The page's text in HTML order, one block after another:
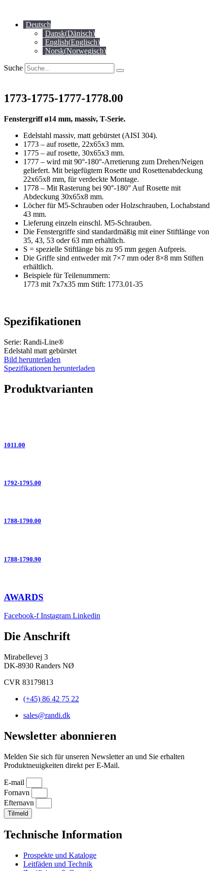
springenDeutsch
Dansk(Dänisch)
English(Englisch)
Norsk(Norwegisch)
Suche
1773-1775-1777-1778.00
Fenstergriff ø14 mm, massiv, T-Serie.
Edelstahl massiv, matt gebürstet (AISI 304).
1773 – auf rosette, 22x65x3 mm.
1775 – auf rosette, 30x65x3 mm.
1777 – wird mit 90°-180°-Arretierung zum Drehen/Neigen
geliefert. Mit beigefügtem Rosette und Rosettenabdeckung
22x65x8 mm, für verdeckte Montage.
1778 – Mit Rasterung bei 90°-180° Auf Rosette mit
Abdeckung 30x65x8 mm.
Löcher für M5-Schrauben oder Holzschrauben, Lochabstand
43 mm.
Lieferung einzeln einschl. M5-Schrauben.
Die Fenstergriffe sind standardmäßig mit einer Stiftlänge von
35, 43, 53 oder 63 mm erhältlich.
S = spezielle Stiftlänge bis zu 95 mm gegen Aufpreis.
Die Griffe sind entweder mit 7×7 mm oder 8×8 mm Stiften
erhältlich.
Beispiele für Teilenummern:
1773 mit 7x7x35 mm Stift: 1773.01-35
Spezifikationen
Serie: Randi-Line®
Edelstahl matt gebürstet
Bild herunterladen
Spezifikationen herunterladen
Produktvarianten
1011.00
1792-1795.00
1788-1790.00
1788-1790.90
AWARDS
Facebook-f Instagram Linkedin
Die Anschrift
Mirabellevej 3
DK-8930 Randers NØ
CVR 83179813
(+45) 86 42 75 22
sales@randi.dk
Newsletter abonnieren
Melden Sie sich für unseren Newsletter an und Sie erhalten
Produktneuigkeiten direkt per E-Mail.
E-mail
Fornavn
Efternavn
Tilmeld
Technische Information
Prospekte und Kataloge
Leitfäden und Technik